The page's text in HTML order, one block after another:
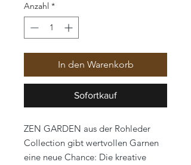
Anzahl *
In den Warenkorb
Sofortkauf
ZEN GARDEN aus der Rohleder
Collection gibt wertvollen Garnen
eine neue Chance: Die kreative